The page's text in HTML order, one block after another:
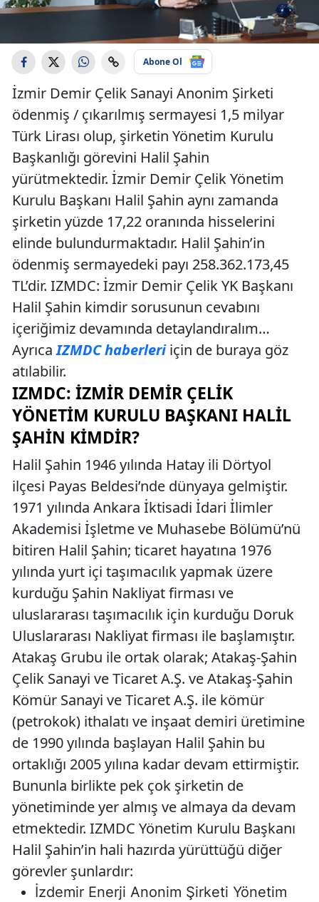
Abone Ol
İzmir Demir Çelik Sanayi Anonim Şirketi
ödenmiş / çıkarılmış sermayesi 1,5 milyar
Türk Lirası olup, şirketin Yönetim Kurulu
Başkanlığı görevini Halil Şahin
yürütmektedir. İzmir Demir Çelik Yönetim
Kurulu Başkanı Halil Şahin aynı zamanda
şirketin yüzde 17,22 oranında hisselerini
elinde bulundurmaktadır. Halil Şahin’in
ödenmiş sermayedeki payı 258.362.173,45
TL’dir. IZMDC: İzmir Demir Çelik YK Başkanı
Halil Şahin kimdir sorusunun cevabını
içeriğimiz devamında detaylandıralım…
AyrıcaIZMDC haberleriiçin de buraya göz
atılabilir.
IZMDC: İZMIR DEMIR ÇELIK
YÖNETIM KURULU BAŞKANI HALIL
ŞAHIN KIMDIR?
Halil Şahin 1946 yılında Hatay ili Dörtyol
ilçesi Payas Beldesi’nde dünyaya gelmiştir.
1971 yılında Ankara İktisadi İdari İlimler
Akademisi İşletme ve Muhasebe Bölümü’nü
bitiren Halil Şahin; ticaret hayatına 1976
yılında yurt içi taşımacılık yapmak üzere
kurduğu Şahin Nakliyat firması ve
uluslararası taşımacılık için kurduğu Doruk
Uluslararası Nakliyat firması ile başlamıştır.
Atakaş Grubu ile ortak olarak; Atakaş-Şahin
Çelik Sanayi ve Ticaret A.Ş. ve Atakaş-Şahin
Kömür Sanayi ve Ticaret A.Ş. ile kömür
(petrokok) ithalatı ve inşaat demiri üretimine
de 1990 yılında başlayan Halil Şahin bu
ortaklığı 2005 yılına kadar devam ettirmiştir.
Bununla birlikte pek çok şirketin de
yönetiminde yer almış ve almaya da devam
etmektedir. IZMDC Yönetim Kurulu Başkanı
Halil Şahin’in hali hazırda yürüttüğü diğer
görevler şunlardır:
İzdemir Enerji Anonim Şirketi Yönetim